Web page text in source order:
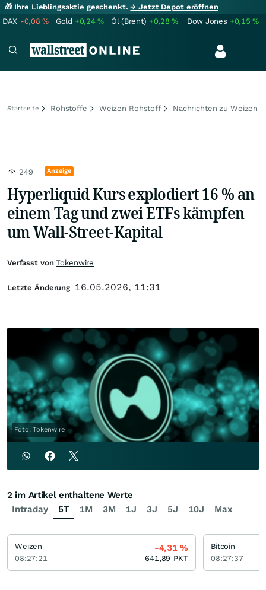
🎁 Ihre Lieblingsaktie geschenkt.→ Jetzt Depot eröffnen
DAX -0,08% Gold +0,24% Öl (Brent) +0,28% Dow Jones +0,15%
Startseite Rohstoffe Weizen Rohstoff Nachrichten zu Weizen
249 Anzeige
Hyperliquid Kurs explodiert 16 % an
einem Tag und zwei ETFs kämpfen
um Wall-Street-Kapital
Foto: Tokenwire
Verfasst vonTokenwire
Letzte Änderung 16.05.2026, 11:31
Intraday 5T 1M 3M 1J 3J 5J 10J Max
2 im Artikel enthaltene Werte
Weizen
08:27:21
-4,31%
641,89 PKT
Bitcoin
08:27:37